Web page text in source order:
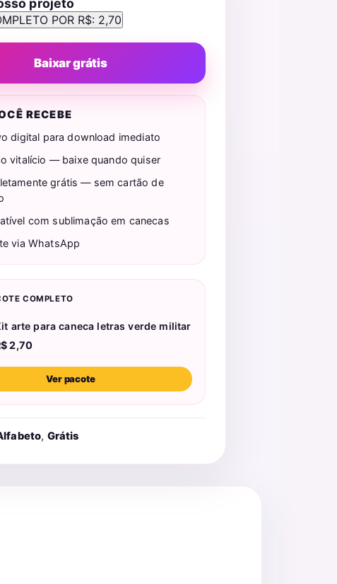
Baixar grátis
RECEBE
digital para download imediato
vitalício — baixe quando quiser
grátis — sem cartão de
com sublimação em canecas
via WhatsApp
COMPLETO
arte para caneca letras verde militar
2,70
Ver pacote
, Grátis